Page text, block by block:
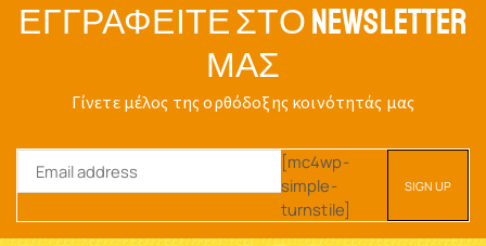
ΕΓΓΡΑΦΕΊΤΕ ΣΤΟ NEWSLETTER
ΜΑΣ
Γίνετε μέλος της ορθόδοξης κοινότητάς μας
[mc4wp-
simple-
turnstile]